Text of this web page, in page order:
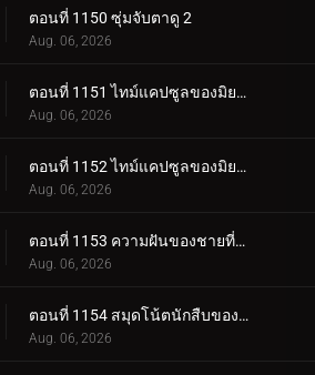
ตอนที่ 1150 ซุ่มจับตาดู 2
Aug. 06, 2026
ตอนที่ 1151 ไทม์แคปซูลของมิยาโนะ อาเคมิ (ตอนแรก)
Aug. 06, 2026
ตอนที่ 1152 ไทม์แคปซูลของมิยาโนะ อาเคมิ (ตอนจบ)
Aug. 06, 2026
ตอนที่ 1153 ความฝันของชายที่หายไป
Aug. 06, 2026
ตอนที่ 1154 สมุดโน้ตนักสืบของสึบุรายะ มิตสึฮิโกะ 2
Aug. 06, 2026